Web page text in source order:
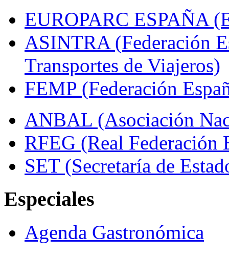
EUROPARC ESPAÑA
ASINTRA (Federación
Transportes de Viajeros)
FEMP (Federación
ANBAL (Asociación
RFEG (Real Federación
SET (Secretaría de
Especiales
Agenda Gastronómica